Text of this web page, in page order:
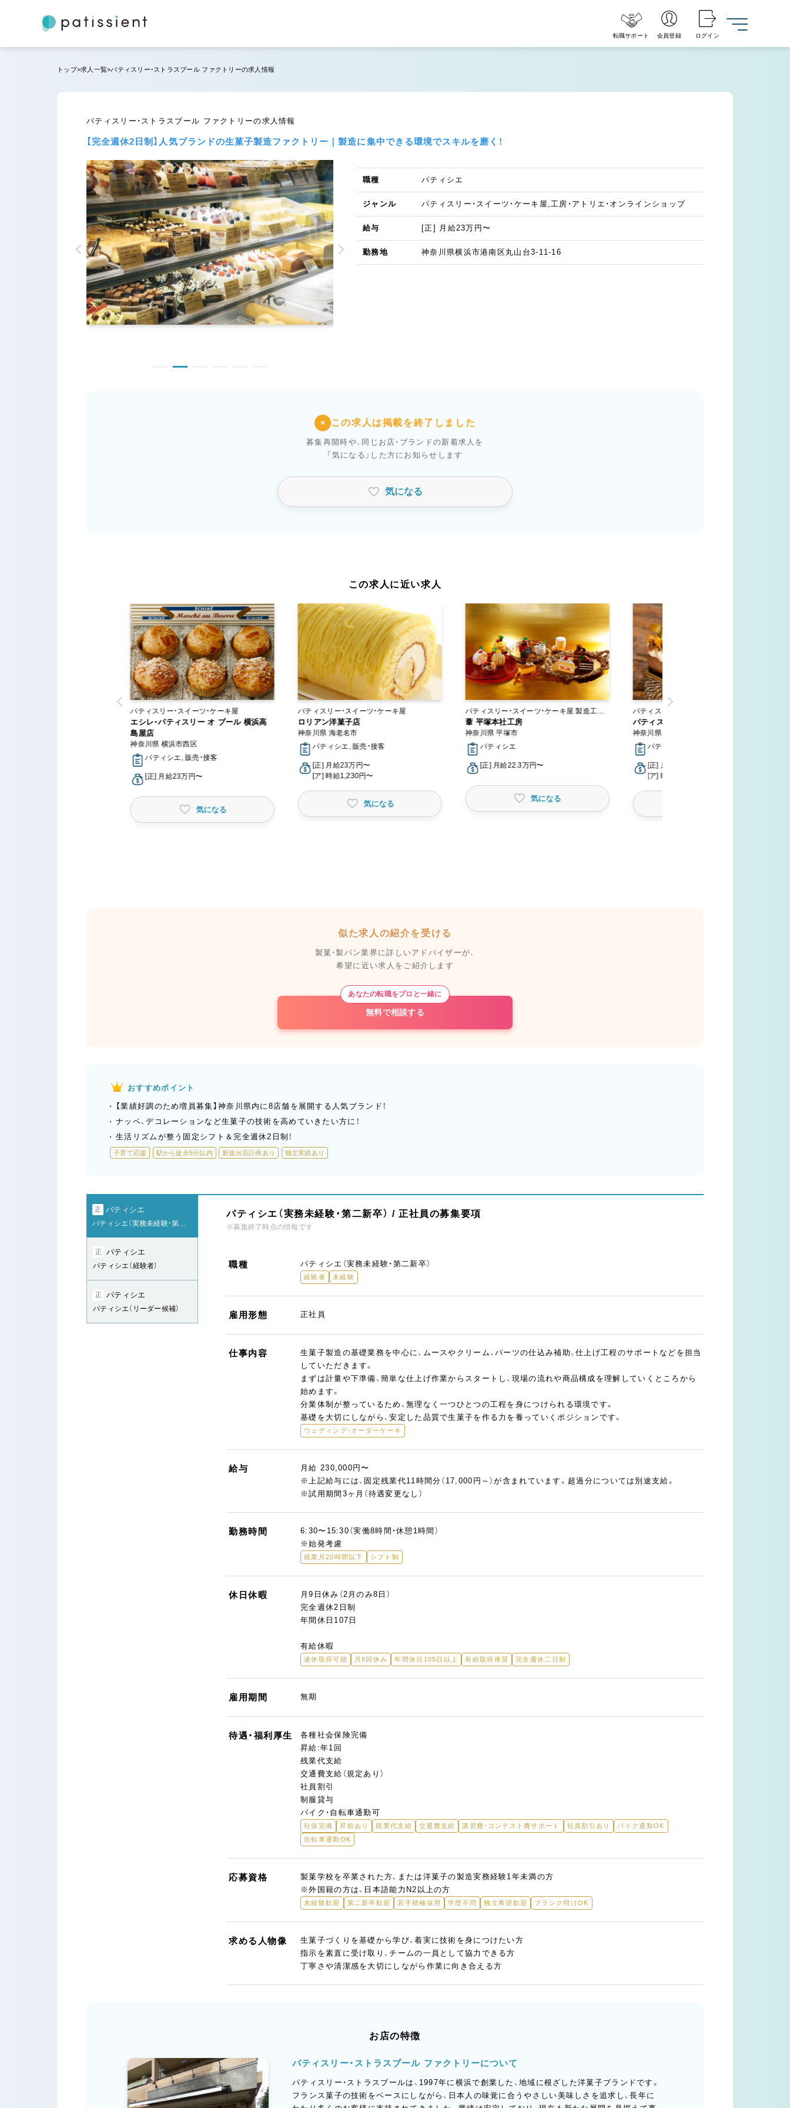
転職サポート 会員登録 ログイン
トップ 求人一覧 パティスリー・ストラスブール ファクトリーの求人情報
パティスリー・ストラスブール ファクトリーの求人情報
【完全週休2日制】人気ブランドの生菓子製造ファクトリー｜製造に集中できる環境でスキルを磨く！
職種 パティシエ
ジャンル パティスリー・スイーツ・ケーキ屋,工房・アトリエ・オンラインショップ
給与 [正] 月給23万円〜
勤務地 神奈川県横浜市港南区丸山台3-11-16
× この求人は掲載を終了しました
募集再開時や、同じお店・ブランドの新着求人を
「気になる」した方にお知らせします
気になる
この求人に近い求人
パティスリー・スイーツ・ケーキ屋
エシレ・パティスリー オ ブール 横浜高
島屋店
神奈川県 横浜市西区
パティシエ, 販売・接客
[正] 月給23万円〜
気になる
パティスリー・スイーツ・ケーキ屋
ロリアン洋菓子店
神奈川県 海老名市
パティシエ, 販売・接客
[正] 月給23万円〜
[ア] 時給1,230円〜
気になる
パティスリー・スイーツ・ケーキ屋 製造工場・
ラボ
葦 平塚本社工房
神奈川県 平塚市
パティシエ
[正] 月給22.3万円〜
気になる
パティスリー・スイーツ・ケーキ屋
パティスリー・ル・ネグレスコ
神奈川県 川崎市宮前区
パティシエ, 販売・接客
[正] 月給23.4万円〜
[ア] 時給1,225円〜
似た求人の紹介を受ける
製菓・製パン業界に詳しいアドバイザーが、
希望に近い求人をご紹介します
あなたの転職をプロと一緒に
無料で相談する
おすすめポイント
【業績好調のため増員募集】神奈川県内に8店舗を展開する人気ブランド！
ナッペ、デコレーションなど生菓子の技術を高めていきたい方に！
生活リズムが整う固定シフト＆完全週休2日制！
子育て応援 駅から徒歩5分以内 新規出店計画あり 独立実績あり
正 パティシエ
パティシエ（実務未経験・第二新卒）
正 パティシエ
パティシエ（経験者）
正 パティシエ
パティシエ（リーダー候補）
パティシエ（実務未経験・第二新卒） / 正社員の募集要項
※募集終了時点の情報です
職種 パティシエ（実務未経験・第二新卒）
経験者 未経験
雇用形態 正社員
仕事内容
生菓子製造の基礎業務を中心に、ムースやクリーム、パーツの仕込み補助、仕上げ工程のサポートなどを担当
していただきます。
まずは計量や下準備、簡単な仕上げ作業からスタートし、現場の流れや商品構成を理解していくところから
始めます。
分業体制が整っているため、無理なく一つひとつの工程を身につけられる環境です。
基礎を大切にしながら、安定した品質で生菓子を作る力を養っていくポジションです。
ウェディング・オーダーケーキ
給与
月給 230,000円〜
※上記給与には、固定残業代11時間分（17,000円～）が含まれています。超過分については別途支給。
※試用期間3ヶ月（待遇変更なし）
勤務時間
6:30〜15:30（実働8時間・休憩1時間）
※始発考慮
残業月20時間以下 シフト制
休日休暇
月9日休み（2月のみ8日）
完全週休2日制
年間休日107日
有給休暇
連休取得可能 月8回休み 年間休日105日以上 有給取得推奨 完全週休二日制
雇用期間 無期
待遇・福利厚生
各種社会保険完備
昇給:年1回
残業代支給
交通費支給（規定あり）
社員割引
制服貸与
バイク・自転車通勤可
社保完備 昇給あり 残業代支給 交通費支給 講習費・コンテスト費サポート 社員割引あり
バイク通勤OK
自転車通勤OK
応募資格
製菓学校を卒業された方、または洋菓子の製造実務経験1年未満の方
※外国籍の方は、日本語能力N2以上の方
未経験歓迎 第二新卒歓迎 若手積極採用 学歴不問 独立希望歓迎 ブランク明けOK
求める人物像
生菓子づくりを基礎から学び、着実に技術を身につけたい方
指示を素直に受け取り、チームの一員として協力できる方
丁寧さや清潔感を大切にしながら作業に向き合える方
お店の特徴
パティスリー・ストラスブール ファクトリーについて
パティスリー・ストラスブールは、1997年に横浜で創業した、地域に根ざした洋菓子ブランドです。
フランス菓子の技術をベースにしながら、日本人の味覚に合うやさしい美味しさを追求し、長年に